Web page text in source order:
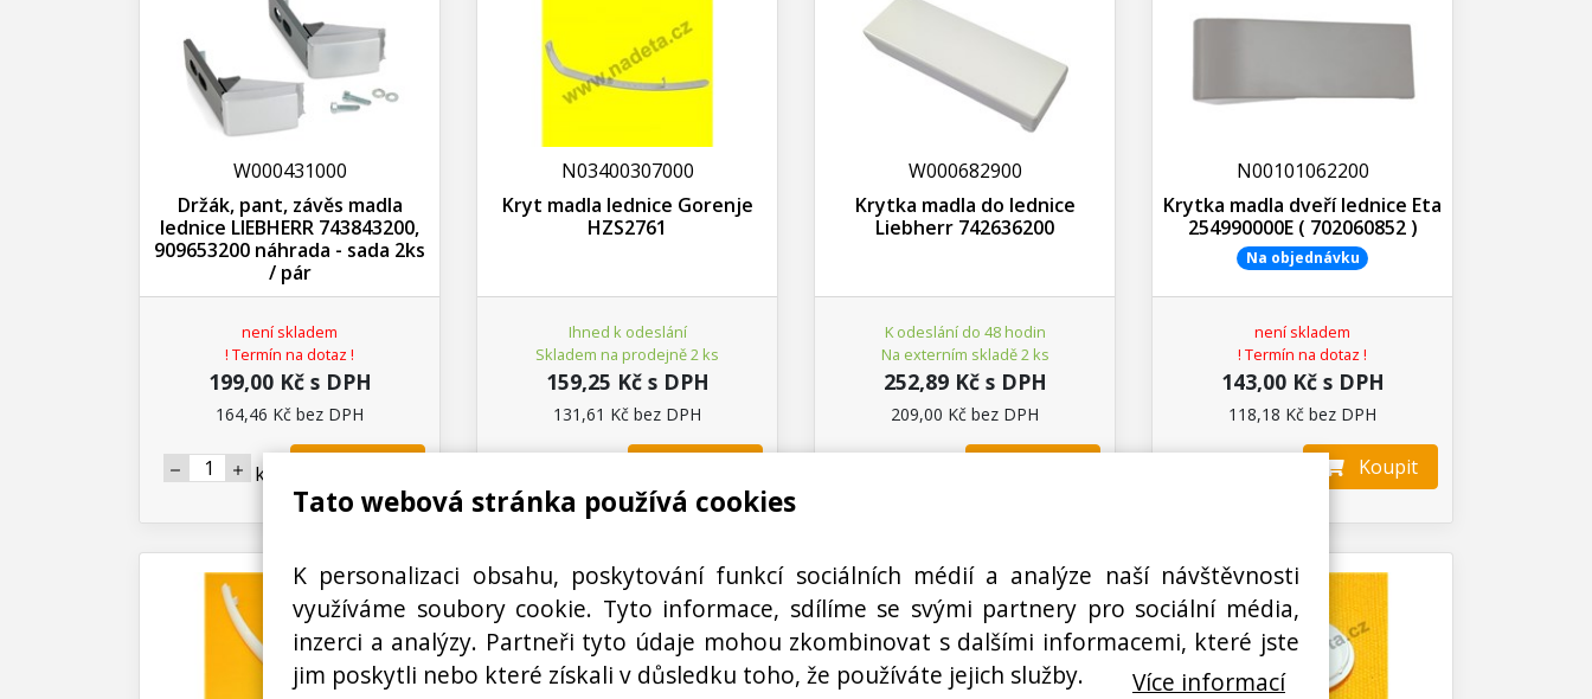
Tato webová stránka používá cookies
K personalizaci obsahu, poskytování funkcí sociálních médií a analýze naší návštěvnosti
využíváme soubory cookie. Tyto informace, sdílíme se svými partnery pro sociální média,
inzerci a analýzy. Partneři tyto údaje mohou zkombinovat s dalšími informacemi, které jste
jim poskytli nebo které získali v důsledku toho, že používáte jejich služby.
Více informací
W000431000
Držák, pant, závěs madla
lednice LIEBHERR 743843200,
909653200 náhrada - sada 2ks
/ pár
není skladem
! Termín na dotaz !
199,00 Kč s DPH
164,46 Kč bez DPH
ks
N03400307000
Kryt madla lednice Gorenje
HZS2761
Ihned k odeslání
Skladem na prodejně 2 ks
159,25 Kč s DPH
131,61 Kč bez DPH
W000682900
Krytka madla do lednice
Liebherr 742636200
K odeslání do 48 hodin
Na externím skladě 2 ks
252,89 Kč s DPH
209,00 Kč bez DPH
N00101062200
Krytka madla dveří lednice Eta
254990000E ( 702060852 )
Na objednávku
není skladem
! Termín na dotaz !
143,00 Kč s DPH
118,18 Kč bez DPH
Koupit